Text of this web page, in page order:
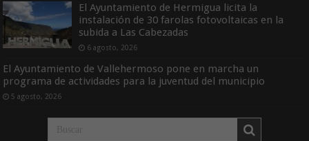
El Ayuntamiento de Hermigua licita la
instalación de 30 farolas fotovoltaicas en la
subida a Las Cabezadas
6 agosto, 2026
El Ayuntamiento de Vallehermoso pone en marcha un
programa de actividades para la juventud del municipio
5 agosto, 2026